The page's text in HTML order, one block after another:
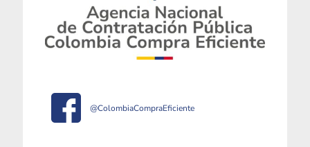
@ColombiaCompraEficiente